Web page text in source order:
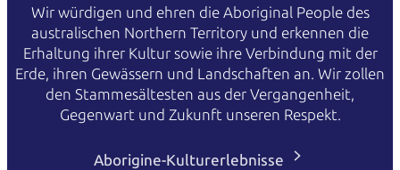
Wir würdigen und ehren die Aboriginal People des
australischen Northern Territory und erkennen die
Erhaltung ihrer Kultur sowie ihre Verbindung mit der
Erde, ihren Gewässern und Landschaften an. Wir zollen
den Stammesältesten aus der Vergangenheit,
Gegenwart und Zukunft unseren Respekt.
Aborigine-Kulturerlebnisse